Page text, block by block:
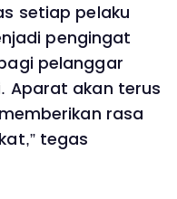
setiap pelaku
pengingat
pelanggar
Aparat akan terus
rasa
tegas